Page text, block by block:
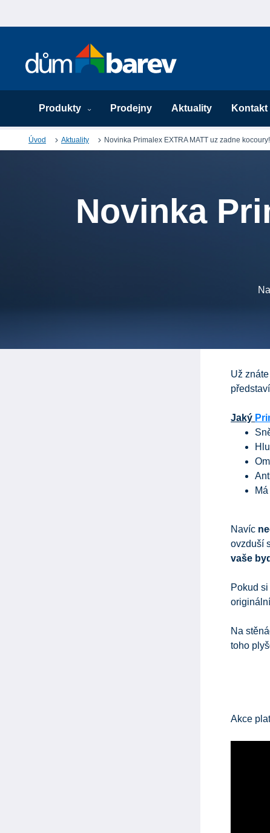
Produkty Prodejny Aktuality Kontakt
Úvod Aktuality Novinka Primalex EXTRA MATT uz zadne kocoury!
Novinka
Už
Jaký
Navíc
ovzduší
vaše
Pokud
Na
toho
Akce